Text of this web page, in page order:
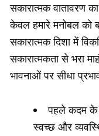
सकारात्मक वातावरण
केवल हमारे मनोबल को
सकारात्मक दिशा में
सकारात्मकता से भरा
भावनाओं पर सीधा
पहले कदम
स्वच्छ और